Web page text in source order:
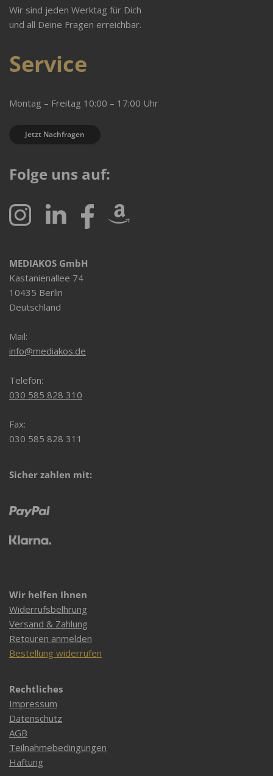
Wir sind jeden Werktag für Dich
und all Deine Fragen erreichbar.
Service
Montag – Freitag 10:00 – 17:00 Uhr
Jetzt Nachfragen
Folge uns auf:
MEDIAKOS GmbH
Kastanienallee 74
10435 Berlin
Deutschland
Mail:
info@mediakos.de
Telefon:
030 585 828 310
Fax:
030 585 828 311
Sicher zahlen mit:
Wir helfen Ihnen
Widerrufsbelhrung
Versand & Zahlung
Retouren anmelden
Bestellung widerrufen
Rechtliches
Impressum
Datenschutz
AGB
Teilnahmebedingungen
Haftung